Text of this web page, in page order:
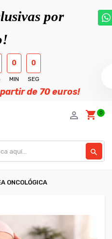
por
0
MIN
0
SEG
de 70 euros!
shopping_cart 0
person_outline
search
ONCOLÓGICA